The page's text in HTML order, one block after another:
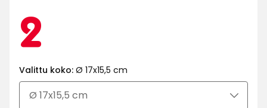
2
€
Valittu koko: Ø 17x15,5 cm